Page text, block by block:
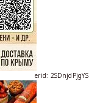
erid: 2SDnjdPjgYS